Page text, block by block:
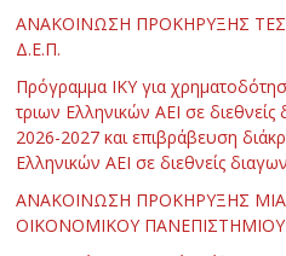
ΑΝΑΚΟΙΝΩΣΗ ΠΡΟΚΗΡΥΞΗΣ
Δ.Ε.Π.
Πρόγραμμα ΙΚΥ για
τριων Ελληνικών ΑΕΙ σε
2026-2027 και επιβράβευση
Ελληνικών ΑΕΙ σε διεθνείς
ΑΝΑΚΟΙΝΩΣΗ ΠΡΟΚΗΡΥΞΗΣ
ΟΙΚΟΝΟΜΙΚΟΥ